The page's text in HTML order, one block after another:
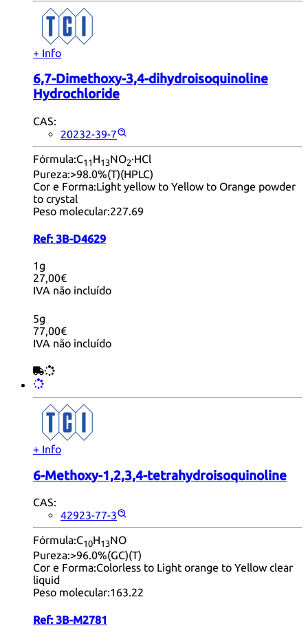
+ Info
6,7-Dimethoxy-3,4-dihydroisoquinoline
Hydrochloride
CAS:
20232-39-7
Fórmula:C11 H13NO2·HCl
Pureza:>98.0%(T)(HPLC)
Cor e Forma:Light yellow to Yellow to Orange powder
to crystal
Peso molecular:227.69
Ref: 3B-D4629
1g
27,00€
IVA não incluído
5g
77,00€
IVA não incluído
+ Info
6-Methoxy-1,2,3,4-tetrahydroisoquinoline
CAS:
42923-77-3
Fórmula:C10H13NO
Pureza:>96.0%(GC)(T)
Cor e Forma:Colorless to Light orange to Yellow clear
liquid
Peso molecular:163.22
Ref: 3B-M2781